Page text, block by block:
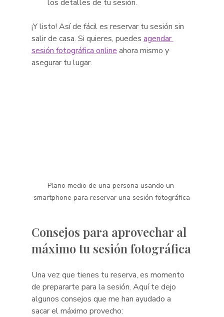
los detalles de tu sesión.
¡Y listo! Así de fácil es reservar tu sesión sin
salir de casa. Si quieres, puedes agendar
sesión fotográfica online ahora mismo y
asegurar tu lugar.
Plano medio de una persona usando un
smartphone para reservar una sesión fotográfica
Consejos para aprovechar al
máximo tu sesión fotográfica
Una vez que tienes tu reserva, es momento
de prepararte para la sesión. Aquí te dejo
algunos consejos que me han ayudado a
sacar el máximo provecho: